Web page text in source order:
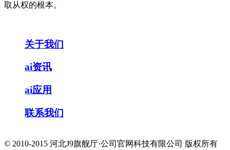
取从权的根本。
关于我们
ai资讯
ai应用
联系我们
© 2010-2015 河北J9旗舰厅·公司官网科技有限公司 版权所有